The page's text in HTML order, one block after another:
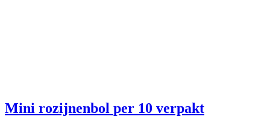
Mini rozijnenbol per 10 verpakt